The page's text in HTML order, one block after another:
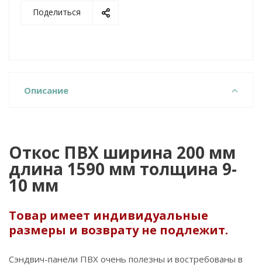
Поделиться
Описание
Откос ПВХ ширина 200 мм
длина 1590 мм толщина 9-
10 мм
Товар имеет индивидуальные
размеры и возврату не подлежит.
Сэндвич-панели ПВХ очень полезны и востребованы в